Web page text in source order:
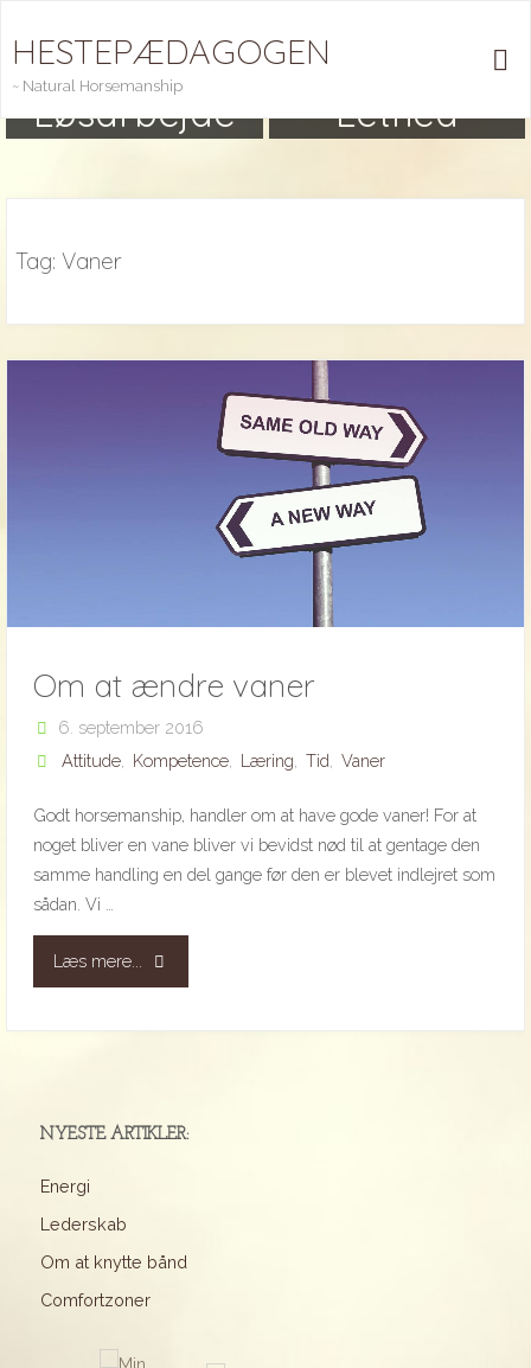
HESTEPÆDAGOGEN
~ Natural Horsemanship
Løsarbejde Lethed
Tag:Vaner
Om at ændre vaner
6. september 2016
Attitude
Kompetence, Læring Tid Vaner
Godt horsemanship, handler om at have gode vaner! For at
noget bliver en vane bliver vi bevidst nød til at gentage den
samme handling en del gange før den er blevet indlejret som
sådan. Vi …
Læs mere... "Om
NYESTE ARTIKLER:
Energi
Lederskab
Om at knytte bånd
Comfortzoner